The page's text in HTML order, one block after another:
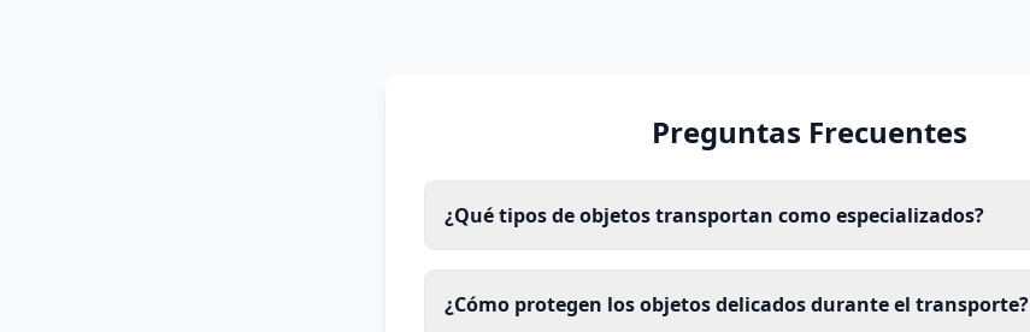
Preguntas Frecuentes
¿Qué tipos de objetos transportan como especializados?
¿Cómo protegen los objetos delicados durante el transporte?